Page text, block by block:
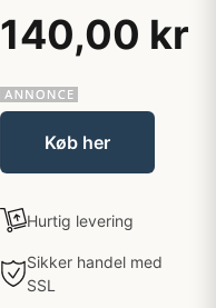
140,00 kr
Køb her
Hurtig levering
Sikker handel med
SSL